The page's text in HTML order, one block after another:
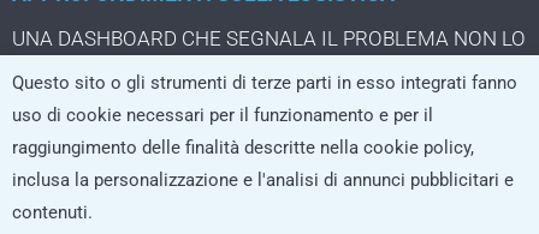
UNA DASHBOARD CHE SEGNALA IL PROBLEMA NON LO
IL PACCO DA TRE EURO CHE CAMBIA LA LOGISTICA
LA LOGISTICA CRESCE SOLO SE I SISTEMI REGGONO
L’AI che non si limita a rispondere, ma agisce nei processi
Questo sito o gli strumenti di terze parti in esso integrati fanno
uso di cookie necessari per il funzionamento e per il
raggiungimento delle finalità descritte nella cookie policy,
inclusa la personalizzazione e l'analisi di annunci pubblicitari e
contenuti.